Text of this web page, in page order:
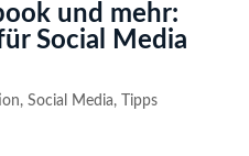
und mehr:
Social Media
, Social Media, Tipps